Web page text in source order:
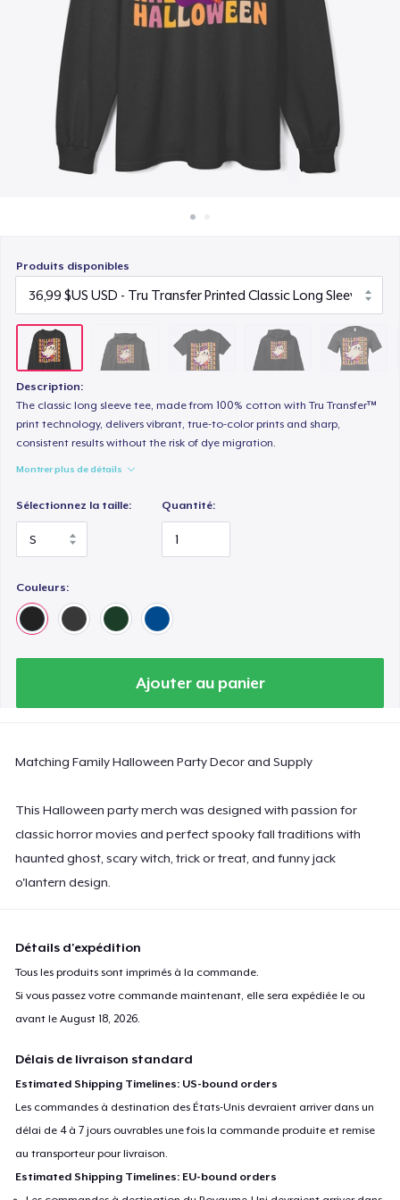
Produits disponibles
Description:
The classic long sleeve tee, made from 100% cotton with Tru Transfer™
print technology, delivers vibrant, true-to-color prints and sharp,
consistent results without the risk of dye migration.
Montrer plus de détails
Sélectionnez la taille: Quantité:
Couleurs:
Ajouter au panier
Matching Family Halloween Party Decor and Supply
This Halloween party merch was designed with passion for
classic horror movies and perfect spooky fall traditions with
haunted ghost, scary witch, trick or treat, and funny jack
o'lantern design.
Détails d'expédition
Tous les produits sont imprimés à la commande.
Si vous passez votre commande maintenant, elle sera expédiée le ou
avant leAugust 18, 2026.
Délais de livraison standard
Estimated Shipping Timelines: US-bound orders
Les commandes à destination des États-Unis devraient arriver dans un
délai de 4 à 7 jours ouvrables une fois la commande produite et remise
au transporteur pour livraison.
Estimated Shipping Timelines: EU-bound orders
22,99 $US
21,99 $US
Unisex Classic Crewneck Sweatshirt
32,99 $US
Women's Classic Tee
23,99 $US
Heavy Tee
44,99 $US
Tru transfer Printed Premium Tee
Tru Transfer Printed Classic Tee
24,99 $US
Classic Long Sleeve Tee
24,99 $US